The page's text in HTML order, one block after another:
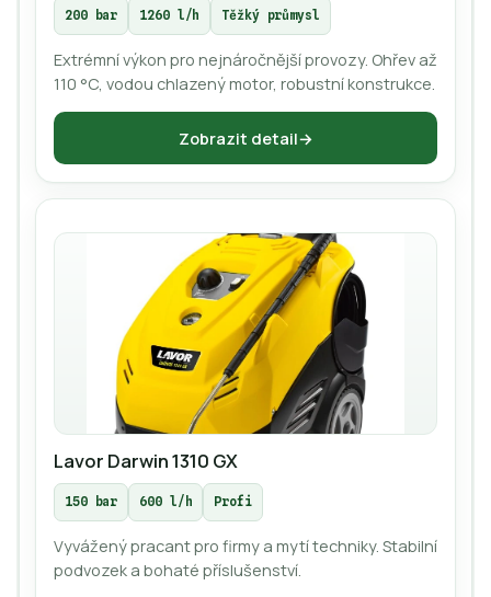
200 bar 1260 l/h Těžký průmysl
Extrémní výkon pro nejnáročnější provozy. Ohřev až
110 °C, vodou chlazený motor, robustní konstrukce.
Zobrazit detail
Lavor Darwin 1310 GX
150 bar 600 l/h Profi
Vyvážený pracant pro firmy a mytí techniky. Stabilní
podvozek a bohaté příslušenství.